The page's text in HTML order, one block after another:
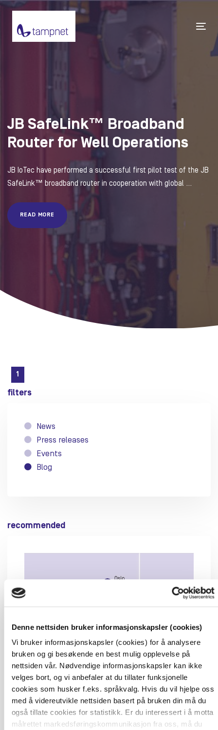
Denne nettsiden bruker informasjonskapsler (cookies)
Vi bruker informasjonskapsler (cookies) for å analysere
bruken og gi besøkende en best mulig opplevelse på
nettsiden vår. Nødvendige informasjonskapsler kan ikke
velges bort, og vi anbefaler at du tillater funksjonelle
cookies som husker f.eks. språkvalg. Hvis du vil hjelpe oss
med å videreutvikle nettsiden basert på bruken din må du
også tillate cookies for statistikk. Er du interessert i å motta
målrettet markedsføringskommunikasjon fra oss, må du
JB SafeLink™ Broadband
Router for Well Operations
JB IoTec have performed a successful first pilot test of the JB
SafeLink™ broadband router in cooperation with global ...
READ MORE
1
filters
News
Press releases
Events
Blog
recommended
Rethinking Norwegian connectivity: Why
subsea is the key to route diversity